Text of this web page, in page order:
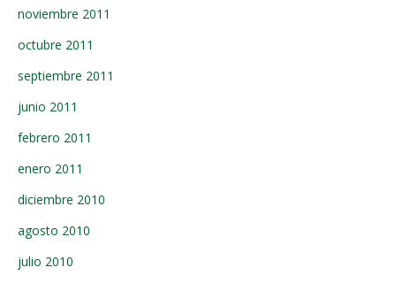
noviembre 2011
octubre 2011
septiembre 2011
junio 2011
febrero 2011
enero 2011
diciembre 2010
agosto 2010
julio 2010